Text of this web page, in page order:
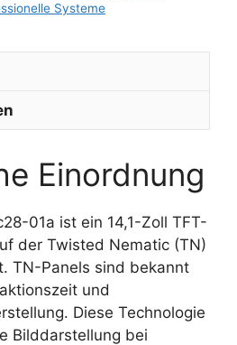
Systeme
Einordnung
01a ist ein 14,1-Zoll TFT-
der Twisted Nematic (TN)
TN-Panels sind bekannt
und
Diese Technologie
Bilddarstellung bei